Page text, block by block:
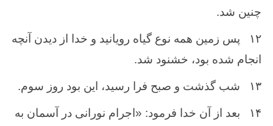
چنین‌ شد.
۱۲
پس ‌زمین ‌همه ‌نوع‌ گیاه ‌رویانید و خدا از دیدن ‌آنچه
انجام ‌شده ‌بود، خشنود شد.
۱۳ شب‌ گذشت ‌و صبح ‌فرا رسید، این‌ بود روز سوم.
۱۴
بعد از آن‌ خدا فرمود: «اجرام‌ نورانی در آسمان‌ به